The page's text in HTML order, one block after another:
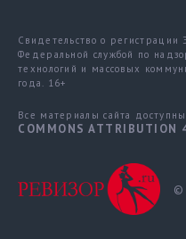
Свидетельство о
Федеральной службой по
технологий и массовых
года. 16+
Все материалы сайта
COMMONS ATTRIBUTION
©